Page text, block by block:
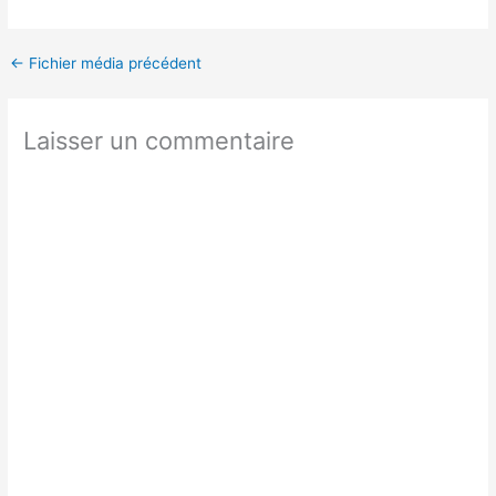
← Fichier média précédent
Laisser un commentaire